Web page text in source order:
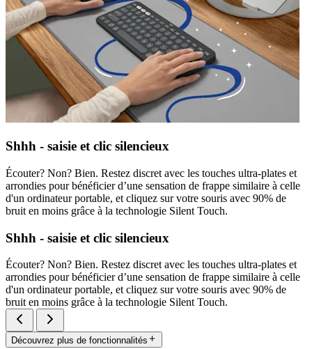
Shhh - saisie et clic silencieux
Écouter? Non? Bien. Restez discret avec les touches ultra-plates et
arrondies pour bénéficier d’une sensation de frappe similaire à celle
d'un ordinateur portable, et cliquez sur votre souris avec 90% de
bruit en moins grâce à la technologie Silent Touch.
Shhh - saisie et clic silencieux
Écouter? Non? Bien. Restez discret avec les touches ultra-plates et
arrondies pour bénéficier d’une sensation de frappe similaire à celle
d'un ordinateur portable, et cliquez sur votre souris avec 90% de
bruit en moins grâce à la technologie Silent Touch.
Découvrez plus de fonctionnalités